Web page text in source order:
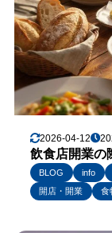
2026-04-12
飲食店開業の
BLOG info
開店・開業
食